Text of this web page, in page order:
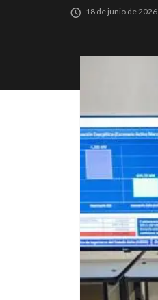
18 de junio de 2026